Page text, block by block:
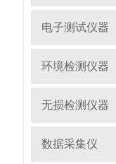
电子测试仪器
环境检测仪器
无损检测仪器
数据采集仪